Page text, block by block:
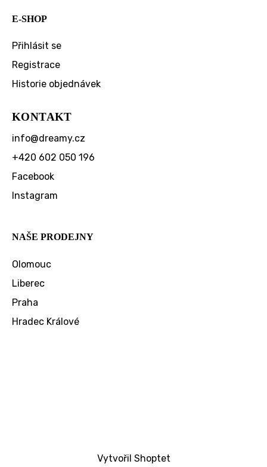
E-SHOP
Přihlásit se
Registrace
Historie objednávek
KONTAKT
info@dreamy.cz
+420 602 050 196
Facebook
Instagram
NAŠE PRODEJNY
Olomouc
Liberec
Praha
Hradec Králové
Vytvořil Shoptet